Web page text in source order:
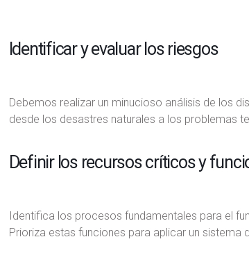
Identificar y evaluar los riesgos
Debemos realizar un minucioso análisis de los
desde los desastres naturales a los problemas
Definir los recursos críticos y
Identifica los procesos fundamentales para el
Prioriza estas funciones para aplicar un